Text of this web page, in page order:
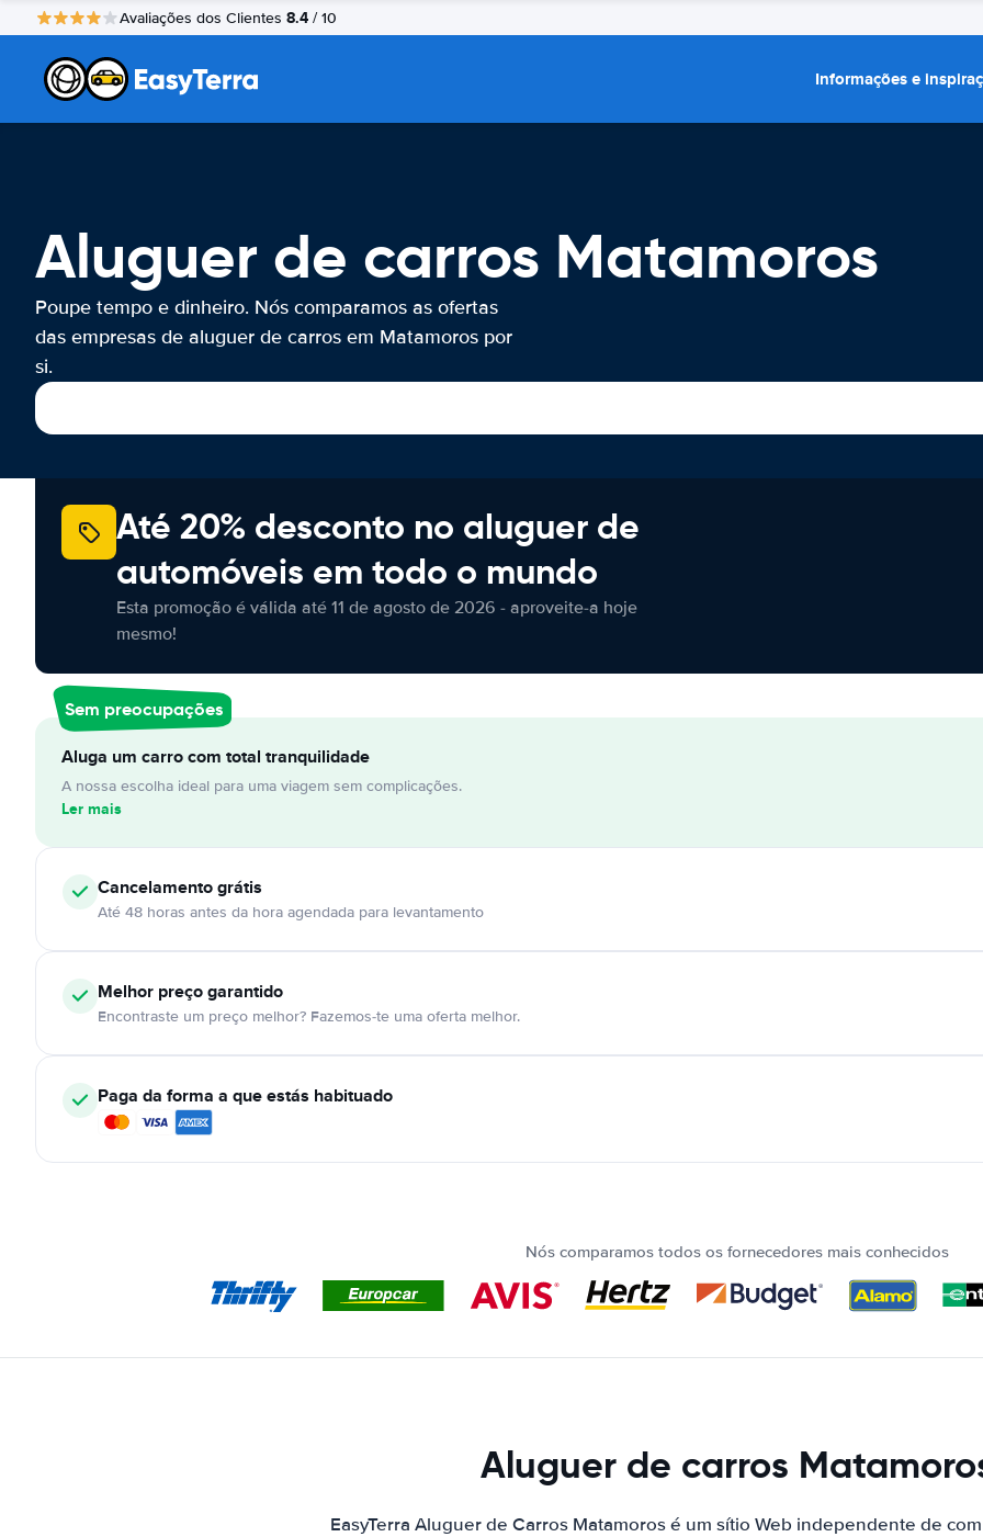
Avaliações dos Clientes 8.4 / 10
Informações e
Aluguer de carros Matamoros
Poupe tempo e dinheiro. Nós comparamos as ofertas
das empresas de aluguer de carros em Matamoros por
si.
Até 20% desconto no aluguer de
automóveis em todo o mundo
Esta promoção é válida até 11 de agosto de 2026 - aproveite-a hoje
mesmo!
Sem preocupações
Aluga um carro com total tranquilidade
A nossa escolha ideal para uma viagem sem complicações.
Ler mais
Cancelamentográtis
Até 48 horas antes da hora agendada para levantamento
Melhor preço garantido
Encontraste um preço melhor? Fazemos-te uma oferta melhor.
Paga da forma a que estás habituado
Nós comparamos todos os fornecedores mais conhecidos
Aluguer de carros
EasyTerra Aluguer de Carros Matamoros é um sítio Web independente de